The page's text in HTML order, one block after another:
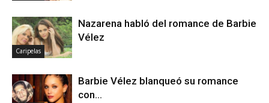
Caripelas
Nazarena habló del romance de Barbie
Vélez
Barbie Vélez blanqueó su romance
con…